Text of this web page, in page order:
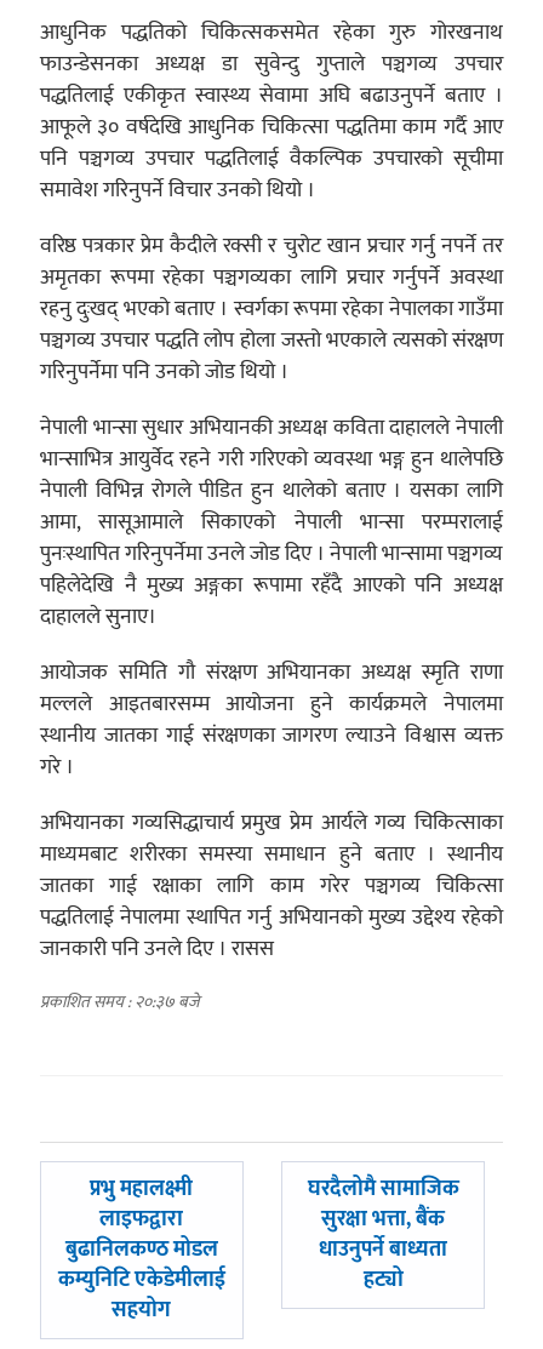
आधुनिक पद्धतिको चिकित्सकसमेत रहेका गुरु गोरखनाथ
फाउन्डेसनका अध्यक्ष डा सुवेन्दु गुप्ताले पञ्चगव्य उपचार
पद्धतिलाई एकीकृत स्वास्थ्य सेवामा अघि बढाउनुपर्ने बताए ।
आफूले ३० वर्षदेखि आधुनिक चिकित्सा पद्धतिमा काम गर्दै आए
पनि पञ्चगव्य उपचार पद्धतिलाई वैकल्पिक उपचारको सूचीमा
समावेश गरिनुपर्ने विचार उनको थियो ।
वरिष्ठ पत्रकार प्रेम कैदीले रक्सी र चुरोट खान प्रचार गर्नु नपर्ने तर
अमृतका रूपमा रहेका पञ्चगव्यका लागि प्रचार गर्नुपर्ने अवस्था
रहनु दुःखद् भएको बताए । स्वर्गका रूपमा रहेका नेपालका गाउँमा
पञ्चगव्य उपचार पद्धति लोप होला जस्तो भएकाले त्यसको संरक्षण
गरिनुपर्नेमा पनि उनको जोड थियो ।
नेपाली भान्सा सुधार अभियानकी अध्यक्ष कविता दाहालले नेपाली
भान्साभित्र आयुर्वेद रहने गरी गरिएको व्यवस्था भङ्ग हुन थालेपछि
नेपाली विभिन्न रोगले पीडित हुन थालेको बताए । यसका लागि
आमा, सासूआमाले सिकाएको नेपाली भान्सा परम्परालाई
पुनःस्थापित गरिनुपर्नेमा उनले जोड दिए । नेपाली भान्सामा पञ्चगव्य
पहिलेदेखि नै मुख्य अङ्गका रूपामा रहँदै आएको पनि अध्यक्ष
दाहालले सुनाए।
आयोजक समिति गौ संरक्षण अभियानका अध्यक्ष स्मृति राणा
मल्लले आइतबारसम्म आयोजना हुने कार्यक्रमले नेपालमा
स्थानीय जातका गाई संरक्षणका जागरण ल्याउने विश्वास व्यक्त
गरे ।
अभियानका गव्यसिद्धाचार्य प्रमुख प्रेम आर्यले गव्य चिकित्साका
माध्यमबाट शरीरका समस्या समाधान हुने बताए । स्थानीय
जातका गाई रक्षाका लागि काम गरेर पञ्चगव्य चिकित्सा
पद्धतिलाई नेपालमा स्थापित गर्नु अभियानको मुख्य उद्देश्य रहेको
जानकारी पनि उनले दिए । रासस
प्रकाशित समय : २०:३७ बजे
पछिल्लाे
प्रभु महालक्ष्मी
लाइफद्वारा
बुढानिलकण्ठ मोडल
कम्युनिटि एकेडेमीलाई
सहयोग
अघिल्लाे
घरदैलोमै सामाजिक
सुरक्षा भत्ता, बैंक
धाउनुपर्ने बाध्यता
हट्यो